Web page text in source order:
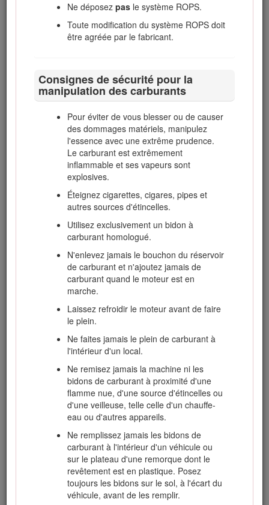
Ne déposez pas le système ROPS.
Toute modification du système ROPS doit
être agréée par le fabricant.
Consignes de sécurité pour la
manipulation des carburants
Pour éviter de vous blesser ou de causer
des dommages matériels, manipulez
l'essence avec une extrême prudence.
Le carburant est extrêmement
inflammable et ses vapeurs sont
explosives.
Éteignez cigarettes, cigares, pipes et
autres sources d'étincelles.
Utilisez exclusivement un bidon à
carburant homologué.
N'enlevez jamais le bouchon du réservoir
de carburant et n'ajoutez jamais de
carburant quand le moteur est en
marche.
Laissez refroidir le moteur avant de faire
le plein.
Ne faites jamais le plein de carburant à
l'intérieur d'un local.
Ne remisez jamais la machine ni les
bidons de carburant à proximité d'une
flamme nue, d'une source d'étincelles ou
d'une veilleuse, telle celle d'un chauffe-
eau ou d'autres appareils.
Ne remplissez jamais les bidons de
carburant à l'intérieur d'un véhicule ou
sur le plateau d'une remorque dont le
revêtement est en plastique. Posez
toujours les bidons sur le sol, à l'écart du
véhicule, avant de les remplir.
Après avoir heurté un obstacle ou si
des vibrations inhabituelles se
produisent (vérification immédiate).
marche et de l'utiliser.
Désengagez l'entraînement des accessoires
pour transporter la machine ou quand elle ne
sert pas.
Coupez le moteur et débrayez les
accessoires avant d'effectuer les opérations
suivantes :
Avant de régler la hauteur de coupe,
la position d'utilisation.
Réduisez l'ouverture du papillon avant
d'arrêter le moteur et coupez l'arrivée de
carburant après la tonte si le moteur est
équipé d'un robinet de carburant.
plateaux de coupe.
Avant de faire marche arrière, vérifiez que la
voie est libre juste derrière la machine et sur
sa trajectoire.
Ralentissez et soyez prudent quand vous
changez de direction et quand vous
traversez des routes et des trottoirs.
N'utilisez pas la machine si vous êtes fatigué,
malade ou sous l'emprise de l'alcool, de
drogues ou de médicaments.
La foudre peut causer des blessures graves
ou mortelles. Si vous voyez des éclairs ou
que vous entendez le tonnerre à proximité,
n'utilisez pas la machine et mettez-vous à